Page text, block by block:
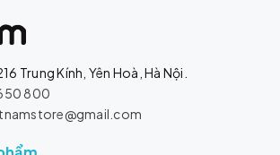
Trung Kính, Yên Hoà, Hà Nội.
800